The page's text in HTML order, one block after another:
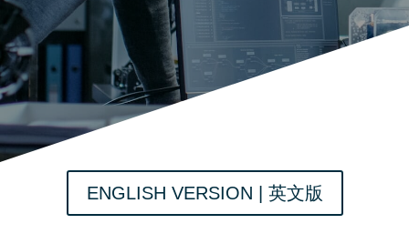
ENGLISH VERSION | 英文版